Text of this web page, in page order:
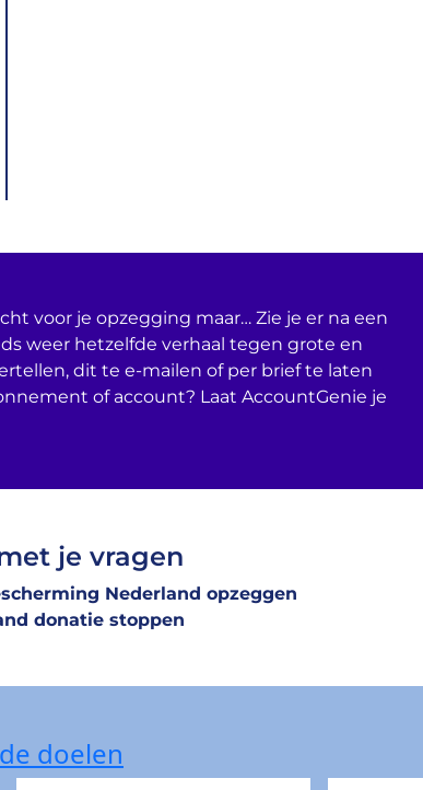
voor je opzegging maar… Zie je er na een
weer hetzelfde verhaal tegen grote en
dit te e-mailen of per brief te laten
of account? Laat AccountGenie je
je vragen
Nederland opzeggen
donatie stoppen
doelen